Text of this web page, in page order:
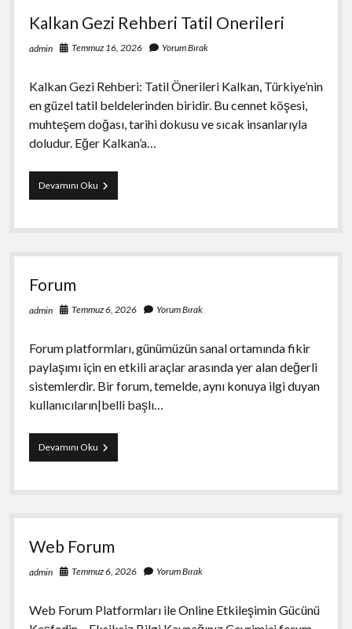
Kalkan Gezi Rehberi Tatil Onerileri
admin Temmuz 16, 2026 Yorum Bırak
Kalkan Gezi Rehberi: Tatil Önerileri Kalkan, Türkiye’nin
en güzel tatil beldelerinden biridir. Bu cennet köşesi,
muhteşem doğası, tarihi dokusu ve sıcak insanlarıyla
doludur. Eğer Kalkan’a…
Devamını OkuKalkan
Gezi
Tatil
Forum
admin Temmuz 6, 2026 Yorum Bırak
Forum platformları, günümüzün sanal ortamında fikir
paylaşımı için en etkili araçlar arasında yer alan değerli
sistemlerdir. Bir forum, temelde, aynı konuya ilgi duyan
kullanıcıların|belli başlı…
Devamını OkuForum
Web Forum
admin Temmuz 6, 2026 Yorum Bırak
Web Forum Platformları ile Online Etkileşimin Gücünü